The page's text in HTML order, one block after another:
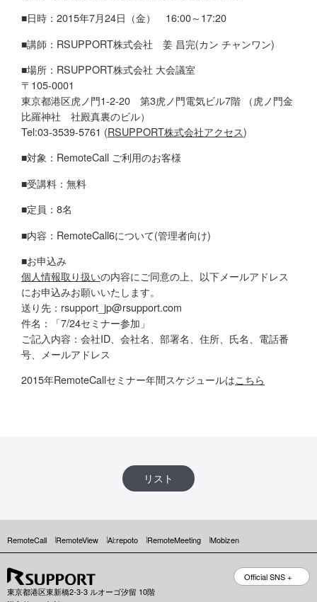
■日時：2015年7月24日（金） 16:00～17:20
■講師：RSUPPORT株式会社 姜 昌完(カン チャンワン)
■場所：RSUPPORT株式会社 大会議室
〒105-0001
東京都港区虎ノ門1-2-20 第3虎ノ門電気ビル7階 （虎ノ門金
比羅神社 社殿真裏のビル）
Tel:03-3539-5761 (RSUPPORT株式会社アクセス)
■対象：RemoteCall ご利用のお客様
■受講料：無料
■定員：8名
■内容：RemoteCall6について(管理者向け)
■お申込み
個人情報取り扱いの内容にご同意の上、以下メールアドレス
にお申込みお願いいたします。
送り先：rsupport_jp@rsupport.com
件名：「7/24セミナー参加」
ご記入内容：会社ID、会社名、部署名、住所、氏名、電話番
号、メールアドレス
2015年RemoteCallセミナー年間スケジュールはこちら
リスト
RemoteCall RemoteView Ai:repoto RemoteMeeting Mobizen
東京都港区東新橋2-3-3 ルオーゴ汐留 10階
Official SNS +